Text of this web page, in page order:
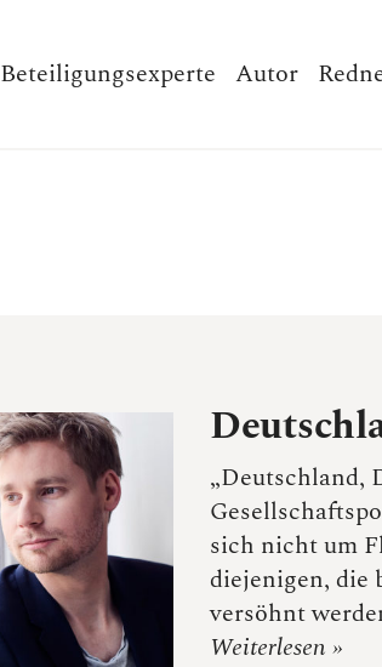
Beteiligungsexperte Autor
„Deutschland,
sich nicht um
diejenigen, die
versöhnt
Weiterlesen »